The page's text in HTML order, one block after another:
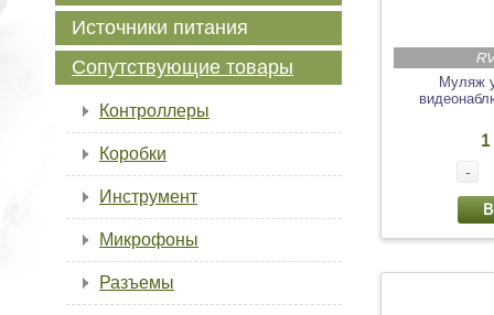
Муляж
1
-
Источники питания
Сопутствующие товары
Контроллеры
Коробки
Инструмент
Микрофоны
Разъемы